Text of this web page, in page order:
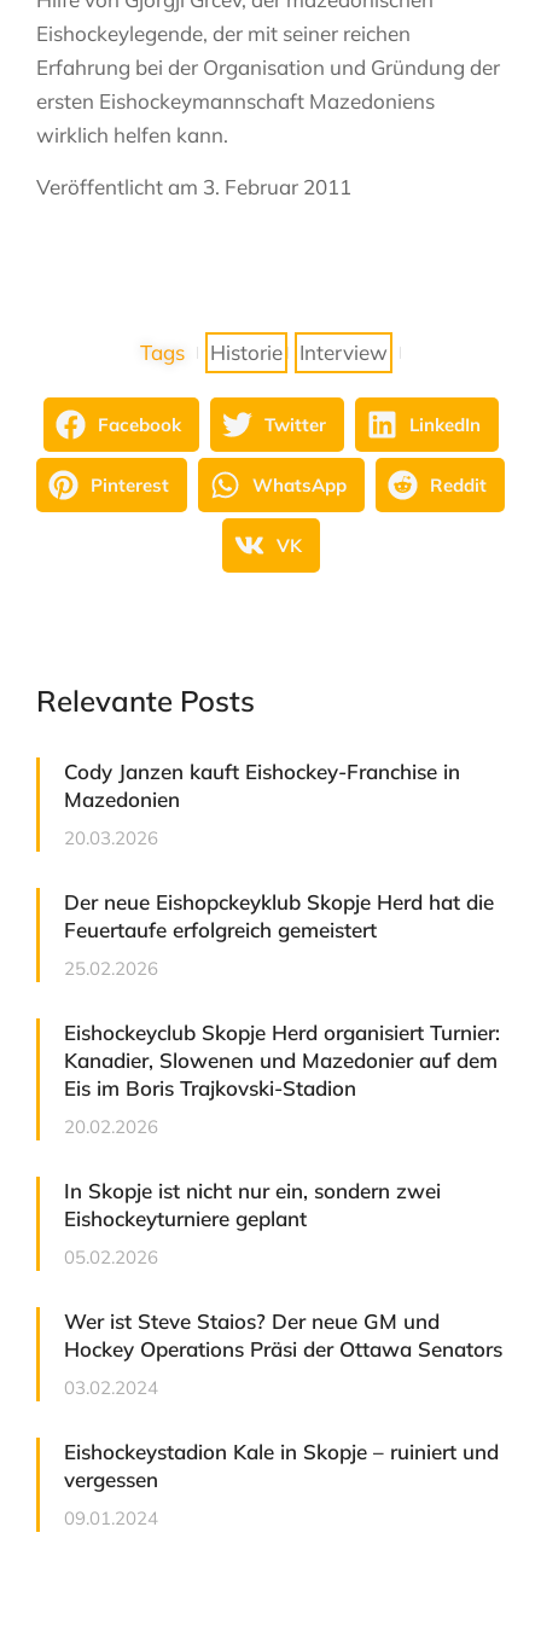
Eishockeylegende, der mit seiner reichen
Erfahrung bei der Organisation und Gründung der
ersten Eishockeymannschaft Mazedoniens
wirklich helfen kann.
Veröffentlicht am 3. Februar 2011
Tags Historie Interview
Facebook Twitter LinkedIn
Pinterest WhatsApp Reddit
VK
Relevante Posts
Cody Janzen kauft Eishockey-Franchise in
Mazedonien
20.03.2026
Der neue Eishopckeyklub Skopje Herd hat die
Feuertaufe erfolgreich gemeistert
25.02.2026
Eishockeyclub Skopje Herd organisiert Turnier:
Kanadier, Slowenen und Mazedonier auf dem
Eis im Boris Trajkovski-Stadion
20.02.2026
In Skopje ist nicht nur ein, sondern zwei
Eishockeyturniere geplant
05.02.2026
Wer ist Steve Staios? Der neue GM und
Hockey Operations Präsi der Ottawa Senators
03.02.2024
Eishockeystadion Kale in Skopje – ruiniert und
vergessen
09.01.2024